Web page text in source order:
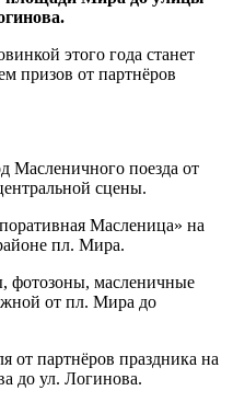
этого года станет
призов от партнёров
Масленичного поезда от
сцены.
Масленица» на
пл. Мира.
фотозоны, масленичные
от пл. Мира до
от партнёров праздника на
до ул. Логинова.